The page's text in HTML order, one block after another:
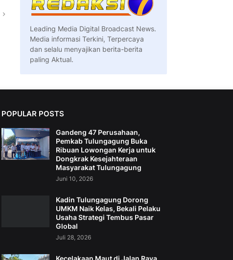
Leading Media Digital Broadcast News.
Media informasi Terkini, Terpercaya
dan selalu menyajikan berita-berita
paling Aktual.
POPULAR POSTS
Gandeng 47 Perusahaan,
Pemkab Tulungagung Buka
Ribuan Lowongan Kerja untuk
Dongkrak Kesejahteraan
Masyarakat Tulungagung
Juni 10, 2026
Kadin Tulungagung Dorong
UMKM Naik Kelas, Bekali Pelaku
Usaha Strategi Tembus Pasar
Global
Juli 28, 2026